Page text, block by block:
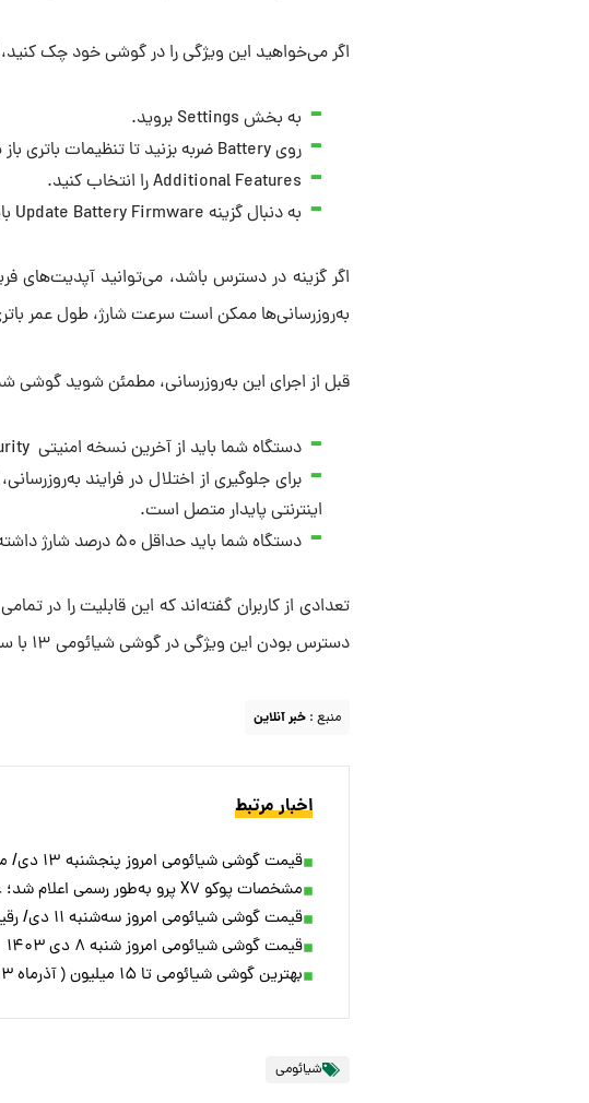
اگر می‌خواهید این ویژگی را در گوشی خود چک کنید،
به بخش Settings بروید.
روی Battery ضربه بزنید تا تنظیمات باتری باز شود.
Additional Features را انتخاب کنید.
به دنبال گزینه Update Battery Firmware باشید.
اگر گزینه در دسترس باشد، می‌توانید آپدیت‌های
به‌روزرسانی‌ها ممکن است سرعت شارژ، طول عمر
قبل از اجرای این به‌روزرسانی، مطمئن شوید گوشی
دستگاه شما باید از آخرین نسخه امنیتی HyperOS Security را اجرا کند.
برای جلوگیری از اختلال در فرایند
اینترنتی پایدار متصل است.
دستگاه شما باید حداقل ۵۰ درصد شارژ داشته باشد تا آپدیت مذکور بدون مشکل انجام شود.
تعدادی از کاربران گفته‌اند که این قابلیت را در
دسترس بودن این ویژگی در گوشی شیائومی ۱۳ با سیستم عامل هایپر او اس ۲ وجود دارد.
منبع : خبر آنلاین
اخبار مرتبط
قیمت گوشی شیائومی امروز پنجشنبه ۱۳ دی/ محبوب‌ترین گوشی شیائومی چند؟
مشخصات پوکو X۷ پرو به‌طور رسمی اعلام شد؛ عرضه با قیمت کمتر از ۳۵۰ دلار
قیمت گوشی شیائومی امروز سه‌شنبه ۱۱ دی/ رقیب A۵۵ سامسونگ چقدر فروخته می‌شود؟
قیمت گوشی شیائومی امروز شنبه ۸ دی ۱۴۰۳
بهترین گوشی شیائومی تا ۱۵ میلیون ( آذرماه ۱۴۰۳ )
شیائومی